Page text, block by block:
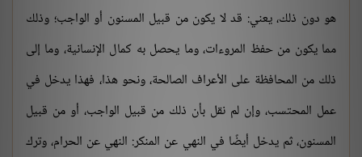
هو دون ذلك، يعني: قد لا يكون من قبيل المسنون أو الواجب؛ وذلك
مما يكون من حفظ المروءات، وما يحصل به كمال الإنسانية، وما إلى
ذلك من المحافظة على الأعراف الصالحة، ونحو هذا، فهذا يدخل في
عمل المحتسب، وإن لم نقل بأن ذلك من قبيل الواجب، أو من قبيل
المسنون، ثم يدخل أيضًا في النهي عن المنكر: النهي عن الحرام، وترك